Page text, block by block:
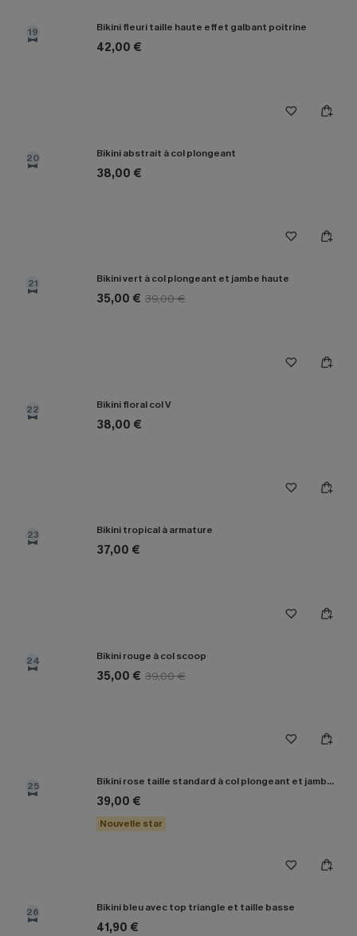
19 Bikini fleuri taille haute effet galbant poitrine
42,00 €
20 Bikini abstrait à col plongeant
38,00 €
21 Bikini vert à col plongeant et jambe haute
35,00 € 39,00 €
22 Bikini floral col V
38,00 €
23 Bikini tropical à armature
37,00 €
24 Bikini rouge à col scoop
35,00 € 39,00 €
25 Bikini rose taille standard à col plongeant et jambe haute
39,00 €
Nouvelle star
26 Bikini bleu avec top triangle et taille basse
41,90 €